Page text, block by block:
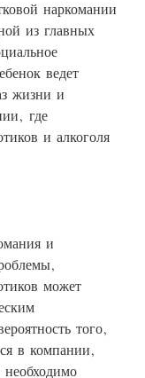
наркомании
из главных
ведет
жизни и
где
и алкоголя
и
может
того,
в компании,